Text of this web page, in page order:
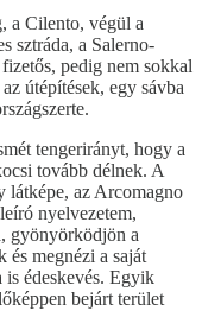
a Cilento, végül a
sztráda, a Salerno-
pedig nem sokkal
útépítések, egy sávba
tengerirányt, hogy a
tovább délnek. A
látképe, az Arcomagno
nyelvezetem,
gyönyörködjön a
és megnézi a saját
is édeskevés. Egyik
bejárt terület